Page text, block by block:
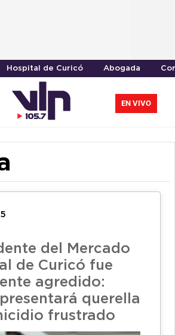
Hospital de Curicó Abogada
EN VIVO
del Mercado
de Curicó fue
agredido:
querella
frustrado